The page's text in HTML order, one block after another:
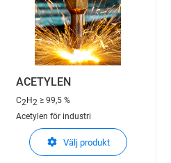
ACETYLEN
C2H2 ≥ 99,5 %
Acetylen för industri
Välj produkt